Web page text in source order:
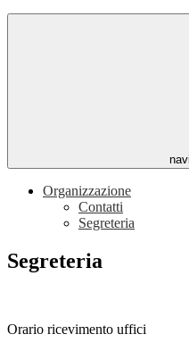
Organizzazione
Contatti
Segreteria
Segreteria
Orario ricevimento uffici